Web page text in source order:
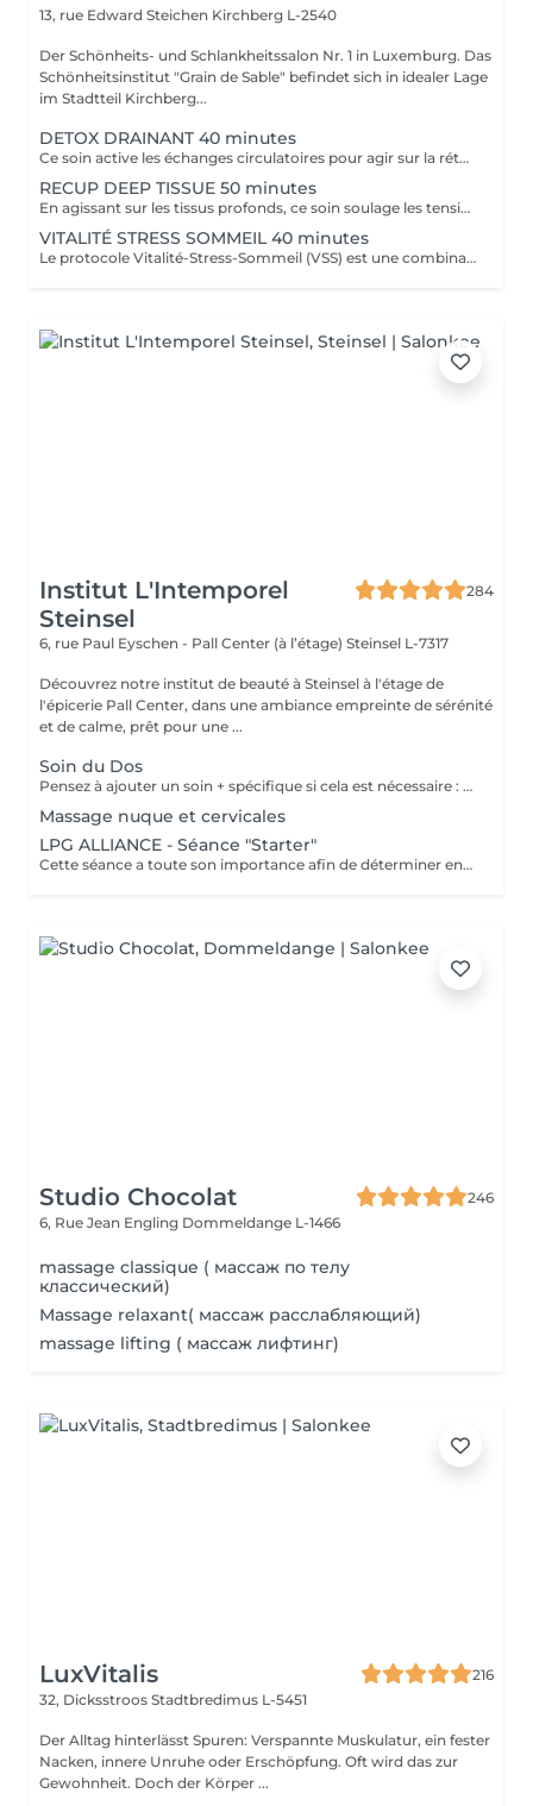
13, rue Edward Steichen Kirchberg L-2540
Der Schönheits- und Schlankheitssalon Nr. 1 in Luxemburg. Das
Schönheitsinstitut "Grain de Sable" befindet sich in idealer Lage
im Stadtteil Kirchberg...
DETOX DRAINANT 40 minutes
Ce soin active les échanges circulatoires pour agir sur la rétention d'eau et éliminer les toxines, offrant un effet dynamisant et une sensation de légèreté aux jambes.
RECUP DEEP TISSUE 50 minutes
En agissant sur les tissus profonds, ce soin soulage les tensions musculaires et favorise une meilleure récupération sportive en diminuant les courbatures.
VITALITÉ STRESS SOMMEIL 40 minutes
Le protocole Vitalité-Stress-Sommeil (VSS) est une combinaison de trois effets : nerveux, circulatoire et musculaire pour agir sur le bien-être global tout en renforçant ses défenses naturelles. Ce soin réduit significativement le stress, améliore la vitalité, réduit les troubles du sommeil et améliore l'humeur générale. Des effets sont ressentis dès la 1ère séance sur la vitalité, le stress, le bien-être et les douleurs musculaires. N'oublions pas la définition de la santé de l'OMS La santé est un état de complet bien-être physique, mental et social, et ne consiste pas seulement en une absence de maladie ou d'infirmité .
Institut L'Intemporel
Steinsel
284
6, rue Paul Eyschen - Pall Center (à l’étage) Steinsel L-7317
Découvrez notre institut de beauté à Steinsel à l'étage de
l'épicerie Pall Center, dans une ambiance empreinte de sérénité
et de calme, prêt pour une ...
Soin du Dos
Pensez à ajouter un soin + spécifique si cela est nécessaire : bio peeling pour détoxifier et purifier , "rose de mer" pour cicatriser...
Massage nuque et cervicales
LPG ALLIANCE - Séance "Starter"
Cette séance a toute son importance afin de déterminer ensemble vos besoins spécifiques , remplir votre dossier et faire une séance profonde . La technique minceur de LPG permet de manière indolore de réactiver le déstockage des graisses pour effacer les surcharges et les imperfections localisées. Une silhouette affinée, une peau plus lisse et plus ferme naturellement. Les soins sont ciblés et rapides. Les résultats sont perceptibles dès la 1e séance.
Studio Chocolat
246
6, Rue Jean Engling Dommeldange L-1466
massage classique ( массаж по телу
классический)
Massage relaxant( массаж расслабляющий)
massage lifting ( массаж лифтинг)
LuxVitalis
216
32, Dicksstroos Stadtbredimus L-5451
Der Alltag hinterlässt Spuren: Verspannte Muskulatur, ein fester
Nacken, innere Unruhe oder Erschöpfung. Oft wird das zur
Gewohnheit. Doch der Körper ...